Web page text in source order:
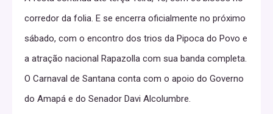
corredor da folia. E se encerra oficialmente no próximo
sábado, com o encontro dos trios da Pipoca do Povo e
a atração nacional Rapazolla com sua banda completa.
O Carnaval de Santana conta com o apoio do Governo
do Amapá e do Senador Davi Alcolumbre.